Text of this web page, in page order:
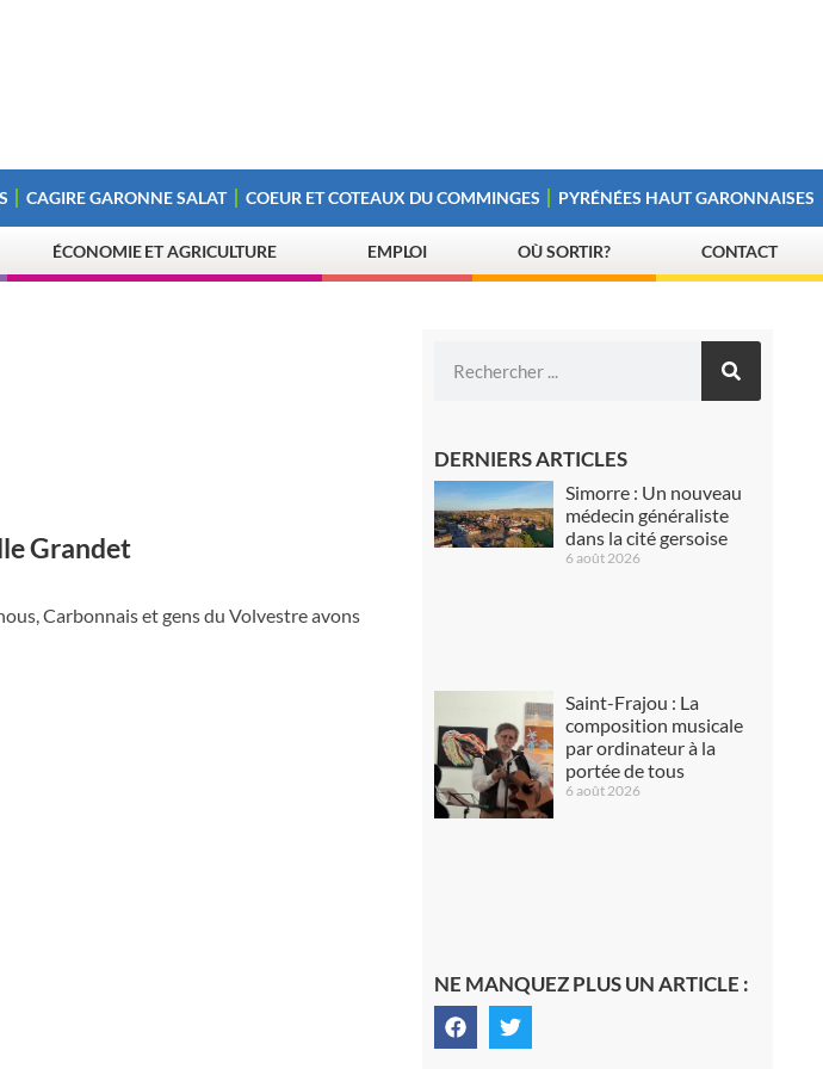
CAGIRE GARONNE SALAT COEUR ET COTEAUX DU COMMINGES PYRÉNÉES HAUT GARONNAISES
ÉCONOMIE ET AGRICULTURE EMPLOI OÙ SORTIR? CONTACT
Grandet
Carbonnais et gens du Volvestre avons
DERNIERS ARTICLES
Simorre : Un nouveau
médecin généraliste
dans la cité gersoise
6 août 2026
Saint-Frajou : La
composition musicale
par ordinateur à la
portée de tous
6 août 2026
NE MANQUEZ PLUS UN ARTICLE :